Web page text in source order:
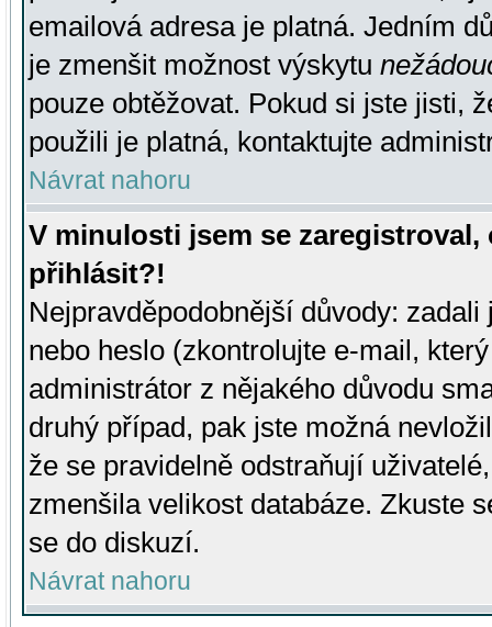
emailová adresa je platná. Jedním
je zmenšit možnost výskytu
pouze obtěžovat. Pokud si jste jisti,
použili je platná, kontaktujte
Návrat nahoru
V minulosti jsem se
přihlásit?!
Nejpravděpodobnější důvody:
nebo heslo (zkontrolujte e-mail,
administrátor z nějakého důvodu
druhý případ, pak jste možná
že se pravidelně odstraňují
zmenšila velikost databáze. Zkuste
se do diskuzí.
Návrat nahoru